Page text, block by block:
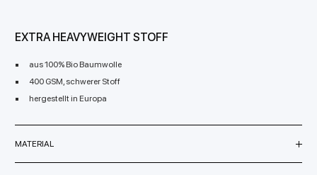
EXTRA HEAVYWEIGHT STOFF
aus 100% Bio Baumwolle
400 GSM, schwerer Stoff
hergestellt in Europa
MATERIAL